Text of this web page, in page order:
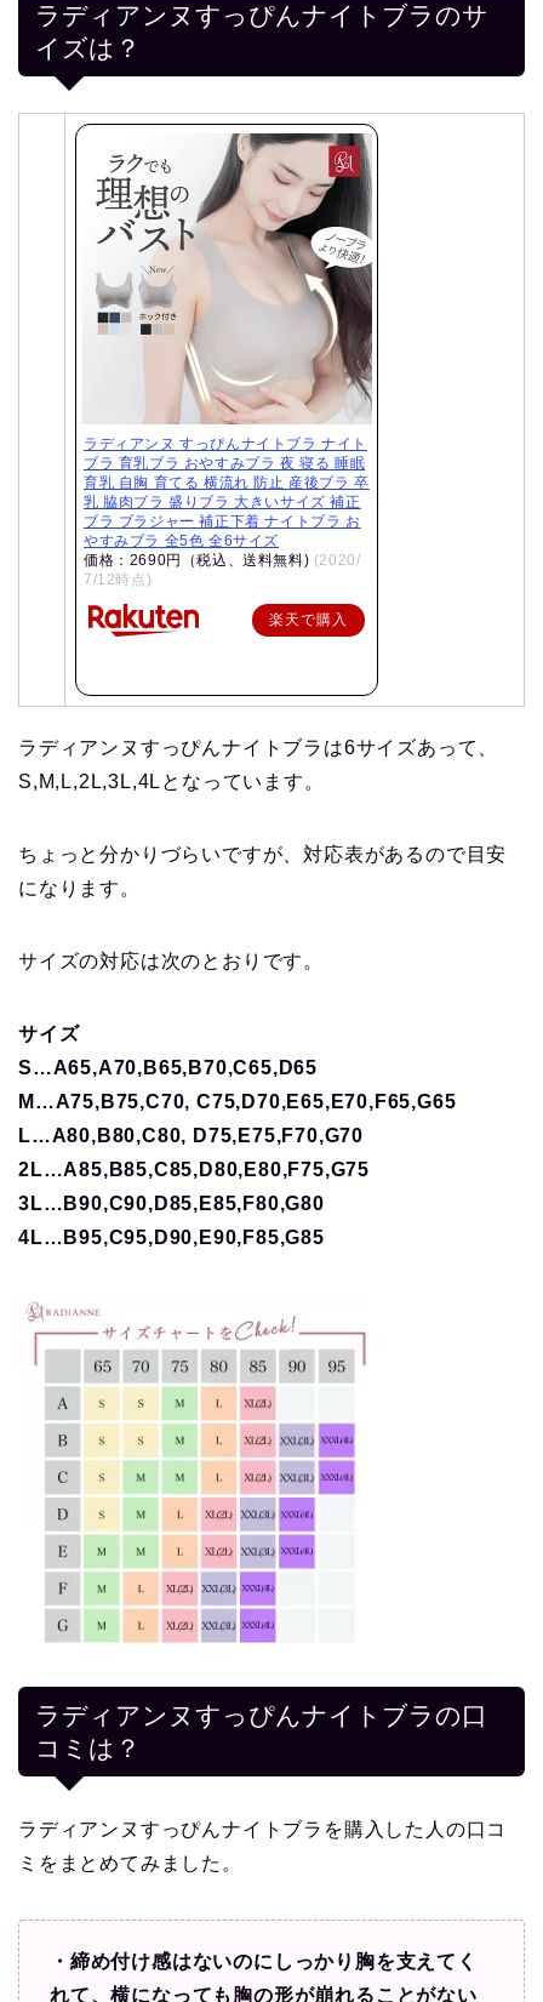
ラディアンヌすっぴんナイトブラのサ
イズは？
ラディアンヌ すっぴんナイトブラ ナイト
ブラ 育乳ブラ おやすみブラ 夜 寝る 睡眠
育乳 自胸 育てる 横流れ 防止 産後ブラ 卒
乳 脇肉ブラ 盛りブラ 大きいサイズ 補正
ブラ ブラジャー 補正下着 ナイトブラ お
やすみブラ 全5色 全6サイズ
価格：2690円（税込、送料無料) (2020/
7/12時点)
楽天で購入
ラディアンヌすっぴんナイトブラは6サイズあって、
S,M,L,2L,3L,4Lとなっています。
ちょっと分かりづらいですが、対応表があるので目安
になります。
サイズの対応は次のとおりです。
サイズ
S…A65,A70,B65,B70,C65,D65
M…A75,B75,C70, C75,D70,E65,E70,F65,G65
L…A80,B80,C80, D75,E75,F70,G70
2L…A85,B85,C85,D80,E80,F75,G75
3L…B90,C90,D85,E85,F80,G80
4L…B95,C95,D90,E90,F85,G85
ラディアンヌすっぴんナイトブラの口
コミは？
ラディアンヌすっぴんナイトブラを購入した人の口コ
ミをまとめてみました。
・締め付け感はないのにしっかり胸を支えてく
れて、横になっても胸の形が崩れることがない